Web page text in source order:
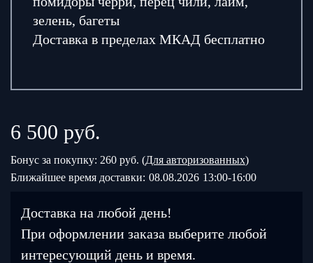
зелень, багеты
Доставка в пределах МКАД бесплатно
6 500 руб.
Бонус за покупку: 260 руб. (Для авторизованных)
Ближайшее время доставки: 08.08.2026 13:00-16:00
Доставка на любой день!
При оформлении заказа выберите любой
интересующий день и время.